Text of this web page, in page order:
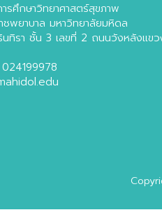
รศึกษาวิทยาศาสตร์สุขภาพ
พยาบาล มหาวิทยาลัยมหิดล
ทิรา ชั้น 3 เลขที่ 2 ถนนวังหลังแขว